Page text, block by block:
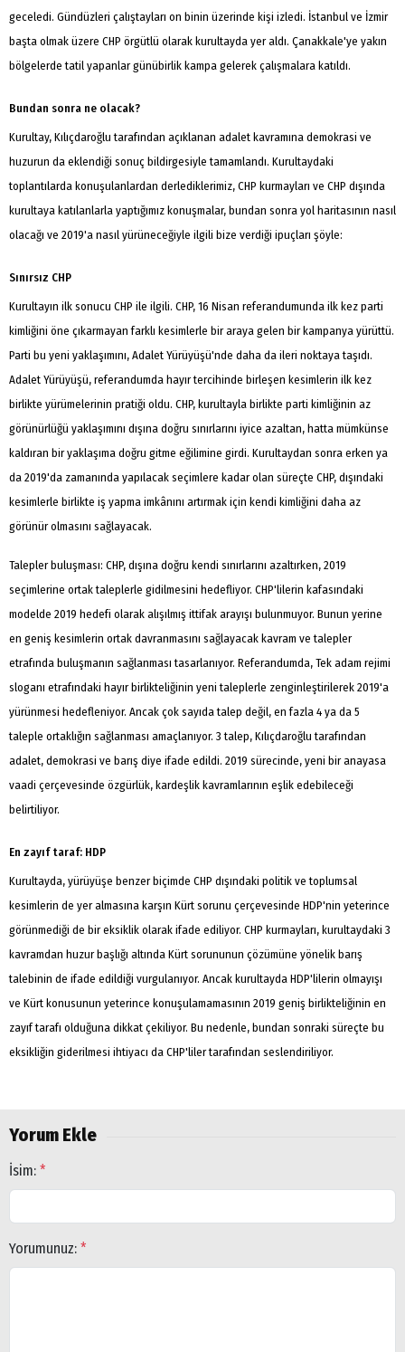
geceledi. Gündüzleri çalıştayları on binin üzerinde kişi izledi. İstanbul ve İzmir
başta olmak üzere CHP örgütlü olarak kurultayda yer aldı. Çanakkale'ye yakın
bölgelerde tatil yapanlar günübirlik kampa gelerek çalışmalara katıldı.
Bundan sonra ne olacak?
Kurultay, Kılıçdaroğlu tarafından açıklanan adalet kavramına demokrasi ve
huzurun da eklendiği sonuç bildirgesiyle tamamlandı. Kurultaydaki
toplantılarda konuşulanlardan derlediklerimiz, CHP kurmayları ve CHP dışında
kurultaya katılanlarla yaptığımız konuşmalar, bundan sonra yol haritasının nasıl
olacağı ve 2019'a nasıl yürüneceğiyle ilgili bize verdiği ipuçları şöyle:
Sınırsız CHP
Kurultayın ilk sonucu CHP ile ilgili. CHP, 16 Nisan referandumunda ilk kez parti
kimliğini öne çıkarmayan farklı kesimlerle bir araya gelen bir kampanya yürüttü.
Parti bu yeni yaklaşımını, Adalet Yürüyüşü'nde daha da ileri noktaya taşıdı.
Adalet Yürüyüşü, referandumda hayır tercihinde birleşen kesimlerin ilk kez
birlikte yürümelerinin pratiği oldu. CHP, kurultayla birlikte parti kimliğinin az
görünürlüğü yaklaşımını dışına doğru sınırlarını iyice azaltan, hatta mümkünse
kaldıran bir yaklaşıma doğru gitme eğilimine girdi. Kurultaydan sonra erken ya
da 2019'da zamanında yapılacak seçimlere kadar olan süreçte CHP, dışındaki
kesimlerle birlikte iş yapma imkânını artırmak için kendi kimliğini daha az
görünür olmasını sağlayacak.
Talepler buluşması: CHP, dışına doğru kendi sınırlarını azaltırken, 2019
seçimlerine ortak taleplerle gidilmesini hedefliyor. CHP'lilerin kafasındaki
modelde 2019 hedefi olarak alışılmış ittifak arayışı bulunmuyor. Bunun yerine
en geniş kesimlerin ortak davranmasını sağlayacak kavram ve talepler
etrafında buluşmanın sağlanması tasarlanıyor. Referandumda, Tek adam rejimi
sloganı etrafındaki hayır birlikteliğinin yeni taleplerle zenginleştirilerek 2019'a
yürünmesi hedefleniyor. Ancak çok sayıda talep değil, en fazla 4 ya da 5
taleple ortaklığın sağlanması amaçlanıyor. 3 talep, Kılıçdaroğlu tarafından
adalet, demokrasi ve barış diye ifade edildi. 2019 sürecinde, yeni bir anayasa
vaadi çerçevesinde özgürlük, kardeşlik kavramlarının eşlik edebileceği
belirtiliyor.
En zayıf taraf: HDP
Kurultayda, yürüyüşe benzer biçimde CHP dışındaki politik ve toplumsal
kesimlerin de yer almasına karşın Kürt sorunu çerçevesinde HDP'nin yeterince
görünmediği de bir eksiklik olarak ifade ediliyor. CHP kurmayları, kurultaydaki 3
kavramdan huzur başlığı altında Kürt sorununun çözümüne yönelik barış
talebinin de ifade edildiği vurgulanıyor. Ancak kurultayda HDP'lilerin olmayışı
ve Kürt konusunun yeterince konuşulamamasının 2019 geniş birlikteliğinin en
zayıf tarafı olduğuna dikkat çekiliyor. Bu nedenle, bundan sonraki süreçte bu
eksikliğin giderilmesi ihtiyacı da CHP'liler tarafından seslendiriliyor.
Yorum Ekle
İsim: *
Yorumunuz: *
Arama
Popüler
Doğubayazıt